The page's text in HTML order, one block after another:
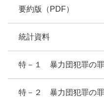
要約版（PDF）
統計資料
特－１ 暴力団犯罪の
特－２ 暴力団犯罪の